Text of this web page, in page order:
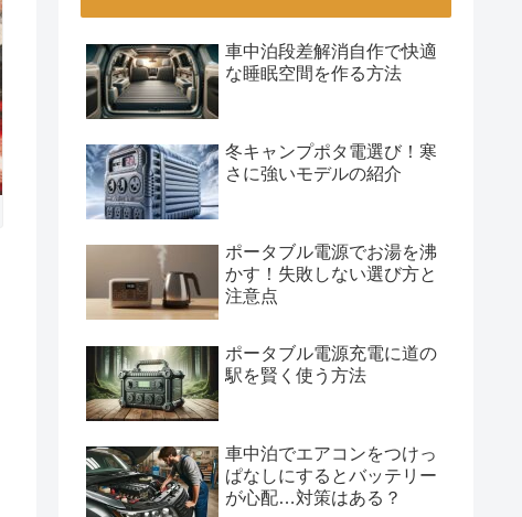
車中泊段差解消自作で快適
な睡眠空間を作る方法
冬キャンプポタ電選び！寒
さに強いモデルの紹介
ポータブル電源でお湯を沸
かす！失敗しない選び方と
注意点
ポータブル電源充電に道の
駅を賢く使う方法
車中泊でエアコンをつけっ
ぱなしにするとバッテリー
が心配…対策はある？